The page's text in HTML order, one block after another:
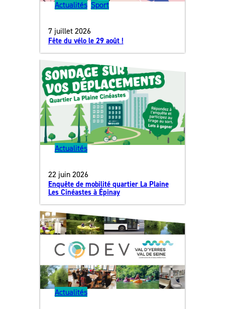
Actualités, Sport
7 juillet 2026
Fête du vélo le 29 août !
Actualités
22 juin 2026
Enquête de mobilité quartier La Plaine
Les Cinéastes à Épinay
Actualités